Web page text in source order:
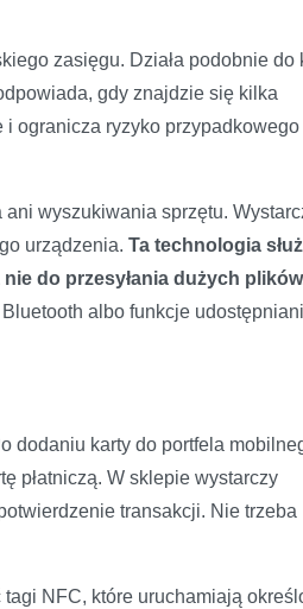
zasięgu. Działa podobnie do
gdy znajdzie się kilka
i ogranicza ryzyko przypadkowego
wyszukiwania sprzętu.
urządzenia. Ta technologia
do przesyłania dużych
albo funkcje
dodaniu karty do portfela
płatniczą. W sklepie wystarczy
transakcji. Nie trzeba
NFC, które uruchamiają